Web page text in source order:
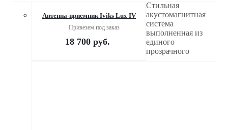
Антенна-приемник Iviks Lux IV
Привезем под заказ
18 700руб.
Стильная
акустомагнитная
система
выполненная из
единого
прозрачного